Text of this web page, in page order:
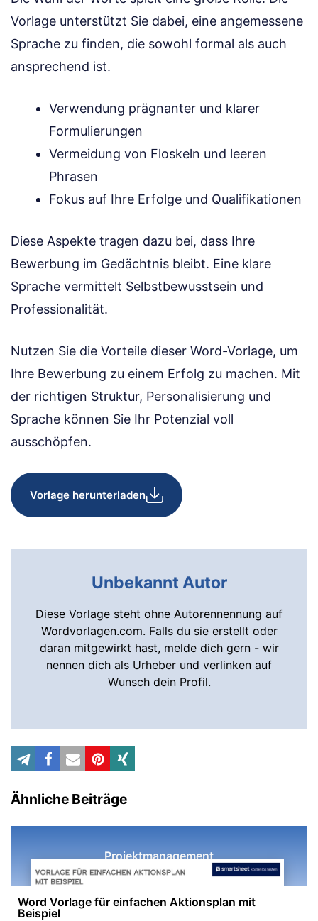
Vorlage unterstützt Sie dabei, eine angemessene
Sprache zu finden, die sowohl formal als auch
ansprechend ist.
Verwendung prägnanter und klarer
Formulierungen
Vermeidung von Floskeln und leeren
Phrasen
Fokus auf Ihre Erfolge und Qualifikationen
Diese Aspekte tragen dazu bei, dass Ihre
Bewerbung im Gedächtnis bleibt. Eine klare
Sprache vermittelt Selbstbewusstsein und
Professionalität.
Nutzen Sie die Vorteile dieser Word-Vorlage, um
Ihre Bewerbung zu einem Erfolg zu machen. Mit
der richtigen Struktur, Personalisierung und
Sprache können Sie Ihr Potenzial voll
ausschöpfen.
Vorlage herunterladen
Unbekannt Autor
Diese Vorlage steht ohne Autorennennung auf
Wordvorlagen.com. Falls du sie erstellt oder
daran mitgewirkt hast, melde dich gern - wir
nennen dich als Urheber und verlinken auf
Wunsch dein Profil.
Ähnliche Beiträge
Projektmanagement
Word Vorlage für einfachen Aktionsplan mit
Beispiel